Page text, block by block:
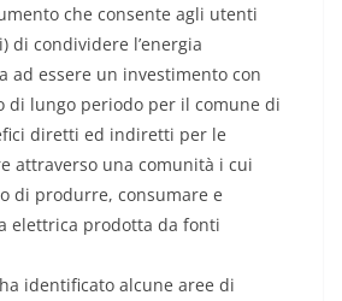
che consente agli utenti
di condividere l’energia
ad essere un investimento con
di lungo periodo per il comune di
diretti ed indiretti per le
attraverso una comunità i cui
di produrre, consumare e
elettrica prodotta da fonti
identificato alcune aree di